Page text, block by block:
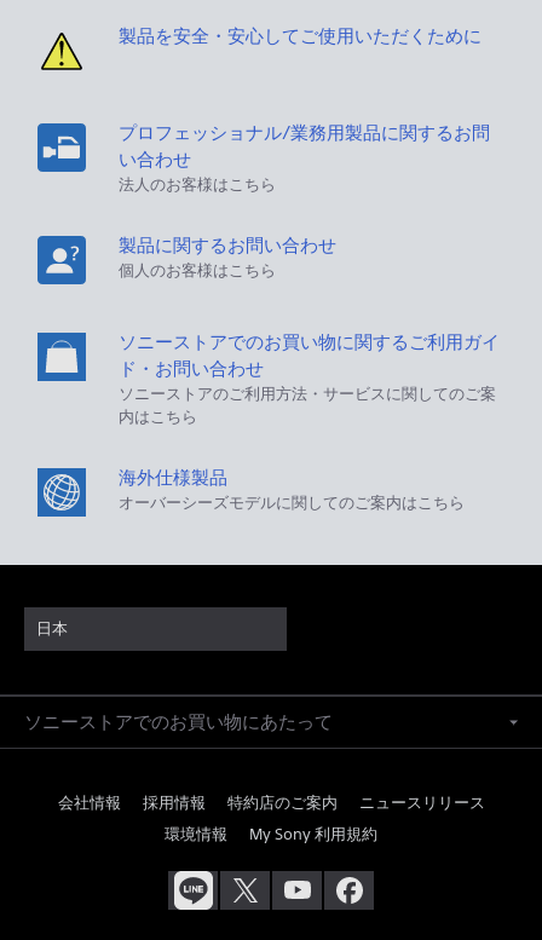
製品を安全・安心してご使用いただくために
プロフェッショナル/業務用製品に関するお問
い合わせ
法人のお客様はこちら
製品に関するお問い合わせ
個人のお客様はこちら
ソニーストアでのお買い物に関するご利用ガイ
ド・お問い合わせ
ソニーストアのご利用方法・サービスに関してのご案
内はこちら
海外仕様製品
オーバーシーズモデルに関してのご案内はこちら
日本
ソニーストアでのお買い物にあたって
会社情報 採用情報 特約店のご案内
ニュースリリース
環境情報
My Sony 利用規約